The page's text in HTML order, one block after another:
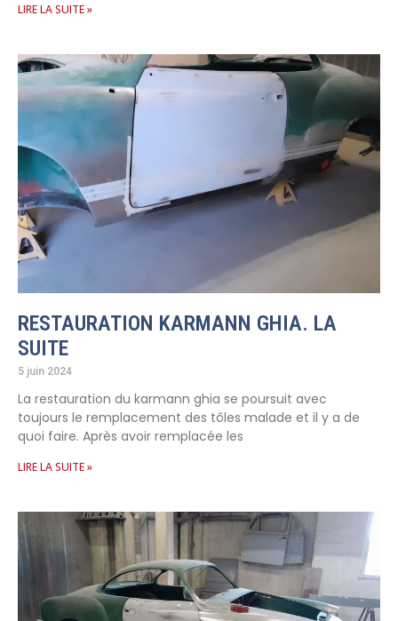
LIRE LA SUITE »
RESTAURATION KARMANN GHIA. LA
SUITE
5 juin 2024
La restauration du karmann ghia se poursuit avec
toujours le remplacement des tôles malade et il y a de
quoi faire. Après avoir remplacée les
LIRE LA SUITE »